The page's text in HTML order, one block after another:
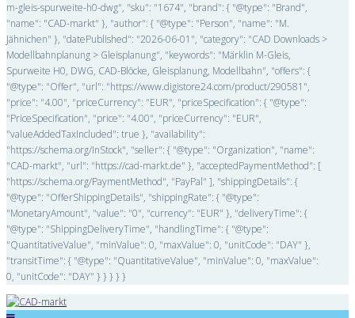
m-gleis-spurweite-h0-dwg", "sku": "1674", "brand": { "@type": "Brand",
"name": "CAD-markt" }, "author": { "@type": "Person", "name": "M.
Jähnichen" }, "datePublished": "2026-06-01", "category": "CAD Downloads >
Modellbahnplanung > Gleisplanung", "keywords": "Märklin M-Gleis,
Spurweite H0, DWG, CAD-Blöcke, Gleisplanung, Modellbahn", "offers": {
"@type": "Offer", "url": "https://www.digistore24.com/product/290581",
"price": "4.00", "priceCurrency": "EUR", "priceSpecification": { "@type":
"PriceSpecification", "price": "4.00", "priceCurrency": "EUR",
"valueAddedTaxIncluded": true }, "availability":
"https://schema.org/InStock", "seller": { "@type": "Organization", "name":
"CAD-markt", "url": "https://cad-markt.de" }, "acceptedPaymentMethod": [
"https://schema.org/PaymentMethod", "PayPal" ], "shippingDetails": {
"@type": "OfferShippingDetails", "shippingRate": { "@type":
"MonetaryAmount", "value": "0", "currency": "EUR" }, "deliveryTime": {
"@type": "ShippingDeliveryTime", "handlingTime": { "@type":
"QuantitativeValue", "minValue": 0, "maxValue": 0, "unitCode": "DAY" },
"transitTime": { "@type": "QuantitativeValue", "minValue": 0, "maxValue":
0, "unitCode": "DAY" } } } } }